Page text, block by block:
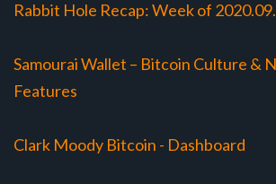
Rabbit Hole Recap: Week of
Samourai Wallet – Bitcoin Culture &
Features
Clark Moody Bitcoin - Dashboard